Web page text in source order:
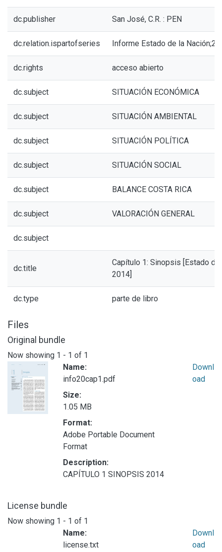
dc.publisher San José, C.R. : PEN
dc.relation.ispartofseries Informe Estado de la
dc.rights acceso abierto
dc.subject SITUACIÓN ECONÓMICA
dc.subject SITUACIÓN AMBIENTAL
dc.subject SITUACIÓN POLÍTICA
dc.subject SITUACIÓN SOCIAL
dc.subject BALANCE COSTA RICA
dc.subject VALORACIÓN GENERAL
dc.subject
dc.title
Capítulo 1: Sinopsis [Estado de
2014]
dc.type parte de libro
Files
Original bundle
Now showing 1 - 1 of 1
Name:
info20cap1.pdf
Size:
1.05 MB
Format:
Adobe Portable Document
Format
Description:
CAPÍTULO 1 SINOPSIS 2014
Downl
oad
License bundle
Now showing 1 - 1 of 1
Name:
license.txt
Downl
oad